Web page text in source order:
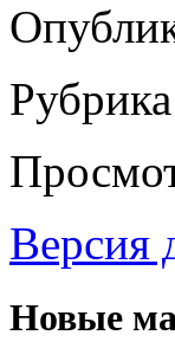
Версия
Новые